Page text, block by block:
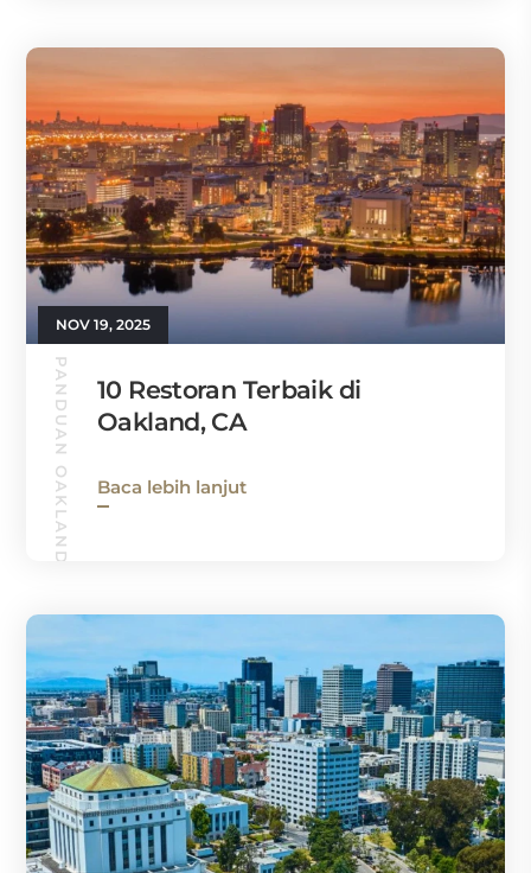
NOV 19, 2025
PANDUAN OAKLAND
10 Restoran Terbaik di
Oakland, CA
Baca lebih lanjut